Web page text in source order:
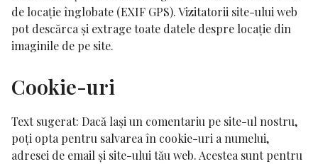
de locație înglobate (EXIF GPS). Vizitatorii site-ului web
pot descărca și extrage toate datele despre locație din
imaginile de pe site.
Cookie-uri
Text sugerat: Dacă lași un comentariu pe site-ul nostru,
poți opta pentru salvarea în cookie-uri a numelui,
adresei de email și site-ului tău web. Acestea sunt pentru